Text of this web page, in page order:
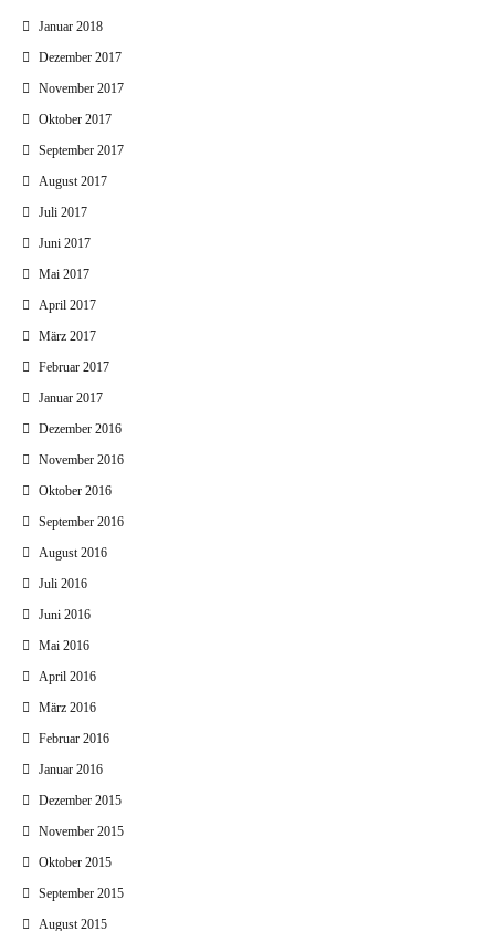
Januar 2018
Dezember 2017
November 2017
Oktober 2017
September 2017
August 2017
Juli 2017
Juni 2017
Mai 2017
April 2017
März 2017
Februar 2017
Januar 2017
Dezember 2016
November 2016
Oktober 2016
September 2016
August 2016
Juli 2016
Juni 2016
Mai 2016
April 2016
März 2016
Februar 2016
Januar 2016
Dezember 2015
November 2015
Oktober 2015
September 2015
August 2015